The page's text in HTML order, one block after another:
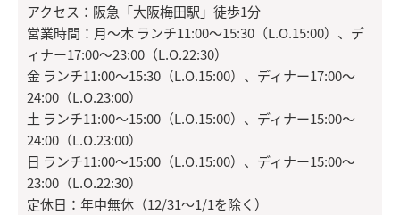
アクセス：阪急「大阪梅田駅」徒歩1分
営業時間：月～木 ランチ11:00～15:30（L.O.15:00）、デ
ィナー17:00～23:00（L.O.22:30）
金 ランチ11:00～15:30（L.O.15:00）、ディナー17:00～
24:00（L.O.23:00）
土 ランチ11:00～15:00（L.O.15:00）、ディナー15:00～
24:00（L.O.23:00）
日 ランチ11:00～15:00（L.O.15:00）、ディナー15:00～
23:00（L.O.22:30）
定休日：年中無休（12/31～1/1を除く）